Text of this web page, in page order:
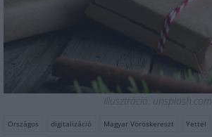
Illusztráció, unsplash.com
Országos digitalizáció Magyar Vöröskereszt Yettel